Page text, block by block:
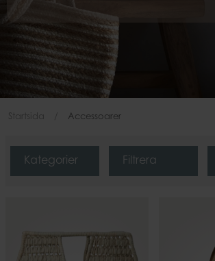
Startsida Accessoarer
Kategorier Filtrera